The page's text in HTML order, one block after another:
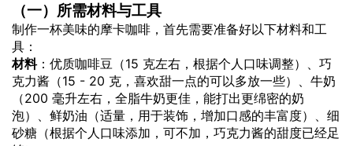
（一）所需材料与工具
制作一杯美味的摩卡咖啡，首先需要准备好以下材料和工
具：
材料：优质咖啡豆（15 克左右，根据个人口味调整）、巧
克力酱（15 - 20 克，喜欢甜一点的可以多放一些）、牛奶
（200 毫升左右，全脂牛奶更佳，能打出更绵密的奶
泡）、鲜奶油（适量，用于装饰，增加口感的丰富度）、细
砂糖（根据个人口味添加，可不加，巧克力酱的甜度已经足